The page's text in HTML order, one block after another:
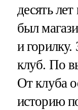
десять
был
и
клуб. По
От клуба
историю